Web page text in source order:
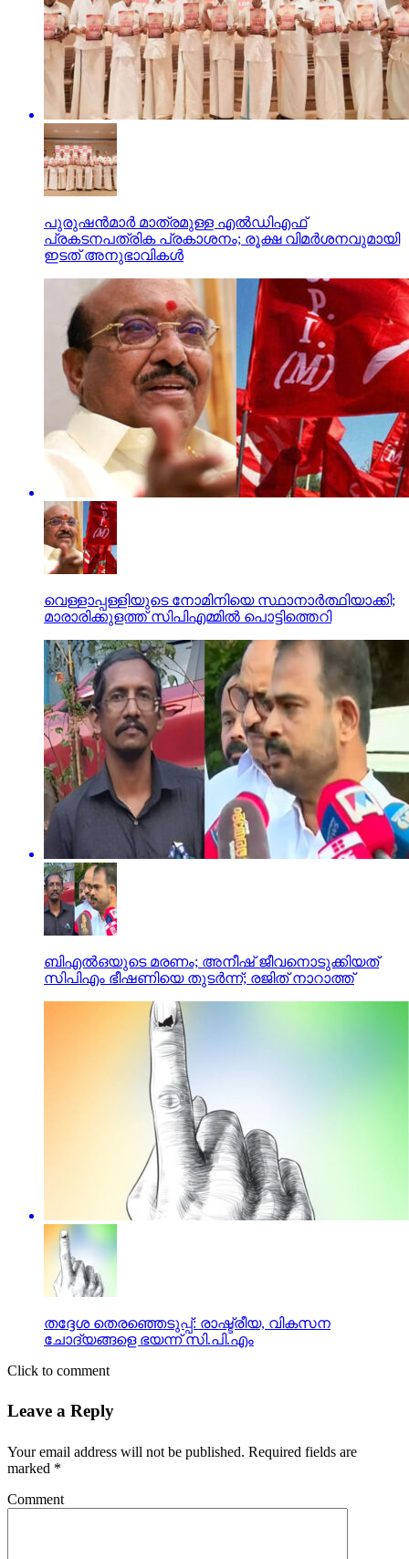
പുരുഷന്‍മാര്‍ മാത്രമുള്ള എല്‍ഡിഎഫ്
പ്രകടനപത്രിക പ്രകാശനം; രൂക്ഷ വിമര്‍ശനവുമായി
ഇടത് അനുഭാവികൾ
വെള്ളാപ്പള്ളിയുടെ നോമിനിയെ സ്ഥാനാര്‍ത്ഥിയാക്കി;
മാരാരിക്കുളത്ത് സിപിഎമ്മില്‍ പൊട്ടിത്തെറി
ബിഎല്‍ഒയുടെ മരണം; അനീഷ് ജീവനൊടുക്കിയത്
സിപിഎം ഭീഷണിയെ തുടര്‍ന്ന്; രജിത് നാറാത്ത്
തദ്ദേശ തെരഞ്ഞെടുപ്പ്: രാഷ്ട്രീയ, വികസന
ചോദ്യങ്ങളെ ഭയന്ന് സി.പി.എം
Click to comment
Leave a Reply
Your email address will not be published. Required fields are
marked *
Comment